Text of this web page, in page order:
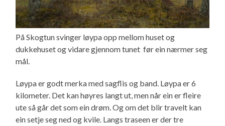
På Skogtun svinger løypa opp mellom huset og
dukkehuset og vidare gjennom tunet før ein nærmer seg
mål.
Løypa er godt merka med sagflis og band. Løypa er 6
kilometer. Det kan høyres langt ut, men når ein er fleire
ute så går det som ein drøm. Og om det blir travelt kan
ein setje seg ned og kvile. Langs traseen er der tre